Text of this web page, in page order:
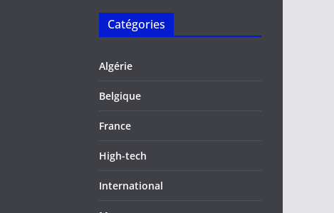
Catégories
Algérie
Belgique
France
High-tech
International